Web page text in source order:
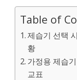
Table of
제습기 선택
황
가정용 제습
교표